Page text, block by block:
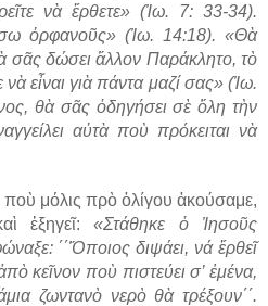
νὰ ἔρθετε» (Ἰω. 7: 33-34).
ὀρφανοῦς» (Ἰω. 14:18). «Θὰ
σᾶς δώσει ἄλλον Παράκλητο, τὸ
εἶναι γιὰ πάντα μαζί σας» (Ἰω.
θὰ σᾶς ὁδηγήσει σὲ ὅλη τὴν
αὐτὰ ποὺ πρόκειται νὰ
μόλις πρὸ ὀλίγου ἀκούσαμε,
ἐξηγεῖ:«Στάθηκε ὁ Ἰησοῦς
΄΄Ὅποιος διψάει, νά ἔρθεῖ
κεῖνον ποὺ πιστεύει σ’ ἐμένα,
ζωντανὸ νερὸ θὰ τρέξουν΄΄.